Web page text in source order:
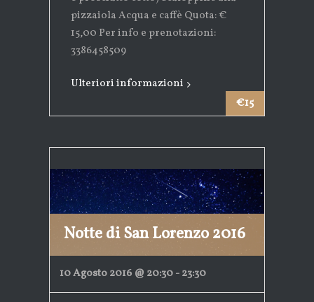
€15
pizzaiola Acqua e caffè Quota: €
15,00 Per info e prenotazioni:
3386458509
Ulteriori informazioni
Notte di San Lorenzo 2016
10 Agosto 2016 @ 20:30-23:30